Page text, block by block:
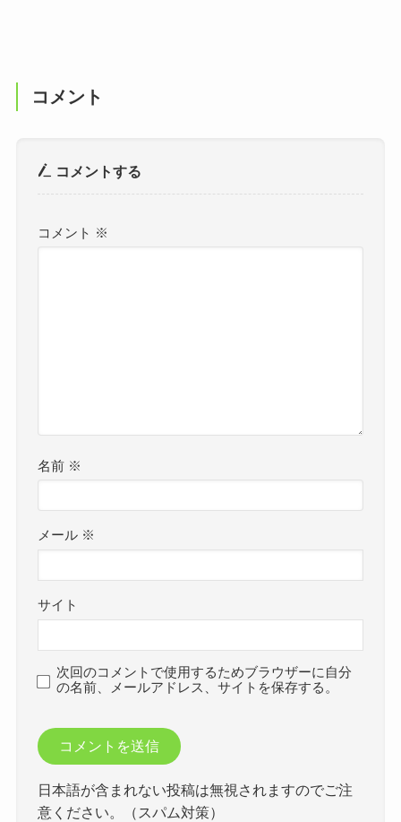
コメント
コメントする
コメント ※
名前 ※
メール ※
サイト
次回のコメントで使用するためブラウザーに自分
の名前、メールアドレス、サイトを保存する。
日本語が含まれない投稿は無視されますのでご注
意ください。（スパム対策）